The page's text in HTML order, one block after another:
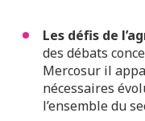
Les défis de
des débats
Mercosur il
nécessaires
l’ensemble du